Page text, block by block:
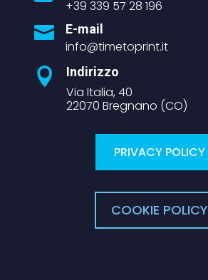
+39 339 57 28 196
 E-mail
info@timetoprint.it
 Indirizzo
Via Italia, 40
22070 Bregnano (CO)
PRIVACY POLICY
COOKIE POLICY